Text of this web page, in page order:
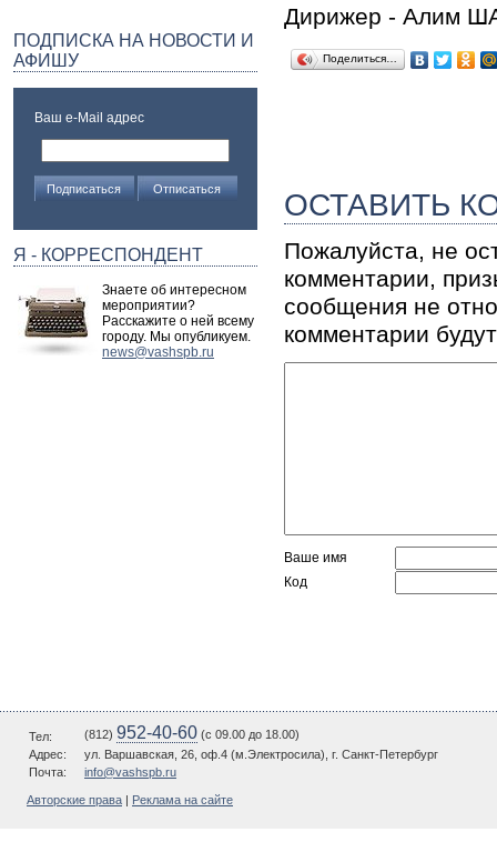
ПОДПИСКА НА НОВОСТИ И
АФИШУ
Ваш e-Mail адрес
Я - КОРРЕСПОНДЕНТ
Знаете об интересном
мероприятии?
Расскажите о ней всему
городу. Мы опубликуем.
news@vashspb.ru
Дирижер - Алим
Поделиться…
ОСТАВИТЬ
Пожалуйста, не
комментарии,
сообщения не
комментарии
Ваше имя
Код
Тел: (812) 952-40-60 (c 09.00 до 18.00)
Адрес:
ул. Варшавская, 26, оф.4 (м.Электросила), г. Санкт-Петербург
Почта:
info@vashspb.ru
Авторские права Реклама на сайте